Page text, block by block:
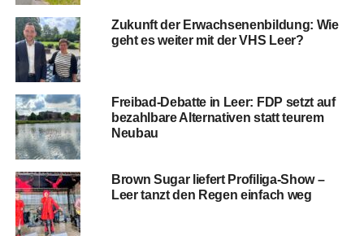
Zukunft der Erwach­se­nen­bil­dung: Wie
geht es wei­ter mit der VHS Leer?
Frei­bad-Debat­te in Leer: FDP setzt auf
bezahl­ba­re Alter­na­ti­ven statt teu­rem
Neubau
Brown Sugar lie­fert Profiliga‑Show –
Leer tanzt den Regen ein­fach weg